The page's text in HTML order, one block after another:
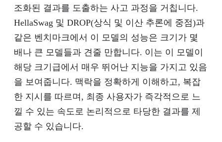
조화된 결과를 도출하는 사고 과정을 거칩니다.
HellaSwag 및 DROP(상식 및 이산 추론에 중점)과
같은 벤치마크에서 이 모델의 성능은 크기가 몇
배나 큰 모델들과 견줄 만합니다. 이는 이 모델이
해당 크기급에서 매우 뛰어난 지능을 가지고 있음
을 보여줍니다. 맥락을 정확하게 이해하고, 복잡
한 지시를 따르며, 최종 사용자가 즉각적으로 느
낄 수 있는 속도로 논리적으로 타당한 결과를 제
공할 수 있습니다.